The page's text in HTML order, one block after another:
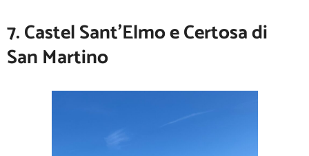
7. Castel Sant’Elmo e Certosa di
San Martino